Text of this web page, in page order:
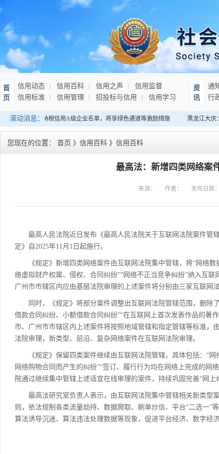
首
页
信用动态 信用百科 信用之声
信用监督
信用标准
信用管理 招投标与信用 信用学习
资
讯
通
行
滚动消息：
发布连续10年纳税信用A级企业名单，将享绿色通道等激励措施 黑龙江大庆
您现在的位置： 首页 》 信用百科 》 信用百科
最高法：新增四类网络案
来源： 作者： 发布日期
最高人民法院近日发布《最高人民法院关于互联网法院案件管
定》自2025年11月1日起施行。
《规定》新增四类网络案件由互联网法院集中管辖，将“网络数
络虚拟财产权属、侵权、合同纠纷”“网络不正当竞争纠纷”纳入互
广州市市辖区内应由基层法院审理的上述案件将分别由三家互联网
同时，《规定》将部分案件调整出互联网法院管辖范围，删除
借款合同纠纷、小额借款合同纠纷”“在互联网上首次发表作品的著
市、广州市市辖区内上述案件将按照地域管辖和指定管辖等标准，
法院审理，新类型、前沿、复杂网络案件在互联网法院审理。
《规定》保留四类案件继续由互联网法院管辖，具体包括：“网
网络购物合同而产生的纠纷”“签订、履行行为均在网络上完成的网
院通过继续集中管辖上述适宜在线审理的案件，持续巩固完善“网
最高法研究室负责人表示，由互联网法院集中管辖相关新类型
则，依法规制各类流量劫持、数据爬取、刷单炒信、平台“二选一
算法诱导沉迷、算法违法处理数据等现象，促进平台经济、数字经